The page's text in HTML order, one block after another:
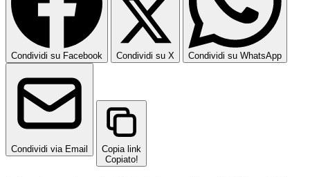
Condividi su Facebook Condividi su X Condividi su WhatsApp
Condividi via Email
Copia link
Copiato!